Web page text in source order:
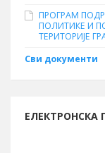
ПРОГРАМ
ПОЛИТИКЕ И
ТЕРИТОРИЈЕ
Сви документи
ЕЛЕКТРОНСКА